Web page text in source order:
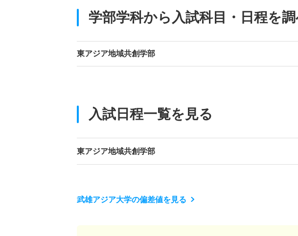
学部学科から入試科目・日程を
東アジア地域共創学部
入試日程一覧を見る
東アジア地域共創学部
武雄アジア大学の偏差値を見る